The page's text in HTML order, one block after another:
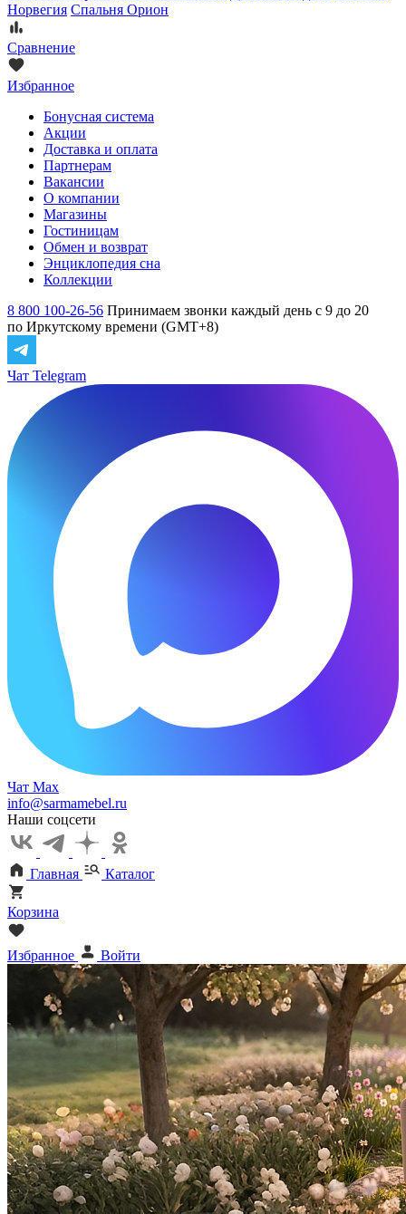
Норвегия Спальня Орион
Сравнение
Избранное
Бонусная система
Акции
Доставка и оплата
Партнерам
Вакансии
О компании
Магазины
Гостиницам
Обмен и возврат
Энциклопедия сна
Коллекции
8 800 100-26-56 Принимаем звонки каждый день с 9 до 20
по Иркутскому времени (GMT+8)
Чат Telegram
Чат Max
info@sarmamebel.ru
Наши соцсети
Главная Каталог
Корзина
Избранное Войти